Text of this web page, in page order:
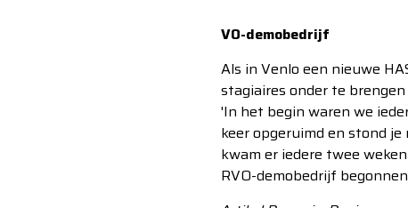
VO-demobedrijf
Als in Venlo een nieuwe
stagiaires onder te
'In het begin waren we
keer opgeruimd en stond
kwam er iedere twee
RVO-demobedrijf